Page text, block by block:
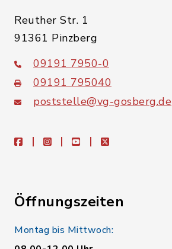
Reuther Str. 1
91361 Pinzberg
09191 7950-0
09191 795040
poststelle@vg-gosberg.de
facebookinstagramyoutubeX
Öffnungszeiten
Montag bis Mittwoch: